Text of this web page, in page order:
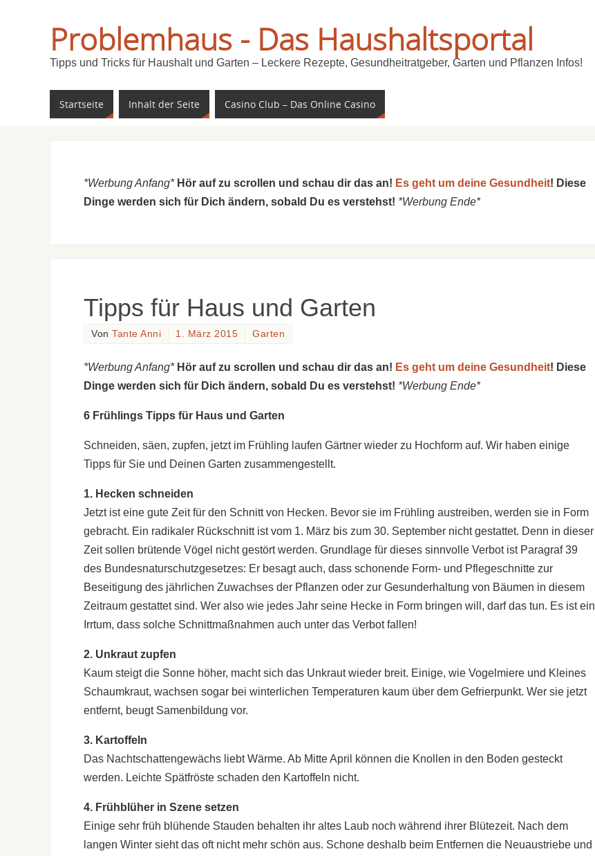
Problemhaus - Das Haushaltsportal
Tipps und Tricks für Haushalt und Garten – Leckere Rezepte, Gesundheitratgeber, Garten und Pflanzen Infos!
Startseite Inhalt der Seite Casino Club – Das Online Casino
*Werbung Anfang* Hör auf zu scrollen und schau dir das an! Es geht um deine Gesundheit! Diese
Dinge werden sich für Dich ändern, sobald Du es verstehst! *Werbung Ende*
Tipps für Haus und Garten
Von Tante Anni 1. März 2015 Garten
*Werbung Anfang* Hör auf zu scrollen und schau dir das an! Es geht um deine Gesundheit! Diese
Dinge werden sich für Dich ändern, sobald Du es verstehst! *Werbung Ende*
6 Frühlings Tipps für Haus und Garten
Schneiden, säen, zupfen, jetzt im Frühling laufen Gärtner wieder zu Hochform auf. Wir haben einige
Tipps für Sie und Deinen Garten zusammengestellt.
1. Hecken schneiden
Jetzt ist eine gute Zeit für den Schnitt von Hecken. Bevor sie im Frühling austreiben, werden sie in Form
gebracht. Ein radikaler Rückschnitt ist vom 1. März bis zum 30. September nicht gestattet. Denn in dieser
Zeit sollen brütende Vögel nicht gestört werden. Grundlage für dieses sinnvolle Verbot ist Paragraf 39
des Bundesnaturschutzgesetzes: Er besagt auch, dass schonende Form- und Pflegeschnitte zur
Beseitigung des jährlichen Zuwachses der Pflanzen oder zur Gesunderhaltung von Bäumen in diesem
Zeitraum gestattet sind. Wer also wie jedes Jahr seine Hecke in Form bringen will, darf das tun. Es ist ein
Irrtum, dass solche Schnittmaßnahmen auch unter das Verbot fallen!
2. Unkraut zupfen
Kaum steigt die Sonne höher, macht sich das Unkraut wieder breit. Einige, wie Vogelmiere und Kleines
Schaumkraut, wachsen sogar bei winterlichen Temperaturen kaum über dem Gefrierpunkt. Wer sie jetzt
entfernt, beugt Samenbildung vor.
3. Kartoffeln
Das Nachtschattengewächs liebt Wärme. Ab Mitte April können die Knollen in den Boden gesteckt
werden. Leichte Spätfröste schaden den Kartoffeln nicht.
4. Frühblüher in Szene setzen
Einige sehr früh blühende Stauden behalten ihr altes Laub noch während ihrer Blütezeit. Nach dem
langen Winter sieht das oft nicht mehr schön aus. Schone deshalb beim Entfernen die Neuaustriebe und